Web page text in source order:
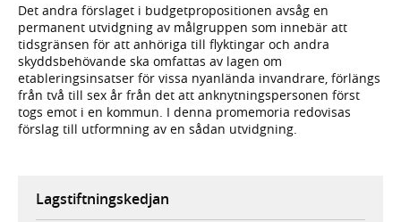
Det andra förslaget i budgetpropositionen avsåg en
permanent utvidgning av målgruppen som innebär att
tidsgränsen för att anhöriga till flyktingar och andra
skyddsbehövande ska omfattas av lagen om
etableringsinsatser för vissa nyanlända invandrare, förlängs
från två till sex år från det att anknytningspersonen först
togs emot i en kommun. I denna promemoria redovisas
förslag till utformning av en sådan utvidgning.
Lagstiftningskedjan